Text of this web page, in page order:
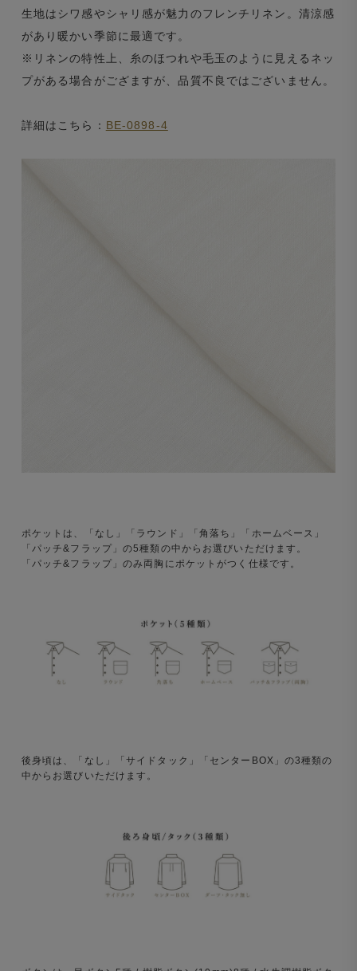
生地はシワ感やシャリ感が魅力のフレンチリネン。清涼感
があり暖かい季節に最適です。
※リネンの特性上、糸のほつれや毛玉のように見えるネッ
プがある場合がござますが、品質不良ではございません。
詳細はこちら： BE-0898-4
ポケットは、「なし」「ラウンド」「角落ち」「ホームベース」
「パッチ&フラップ」の5種類の中からお選びいただけます。
「パッチ&フラップ」のみ両胸にポケットがつく仕様です。
後身頃は、「なし」「サイドタック」「センターBOX」の3種類の
中からお選びいただけます。